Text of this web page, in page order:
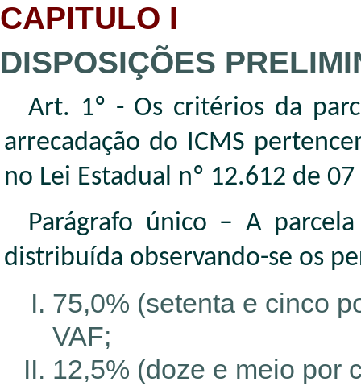
CAPITULO I
DISPOSIÇÕES
Art. 1º - Os critérios da
arrecadação do ICMS
no Lei Estadual nº 12.612 de
Parágrafo único – A
distribuída observando-se os
75,0% (setenta e cinco
VAF;
12,5% (doze e meio por